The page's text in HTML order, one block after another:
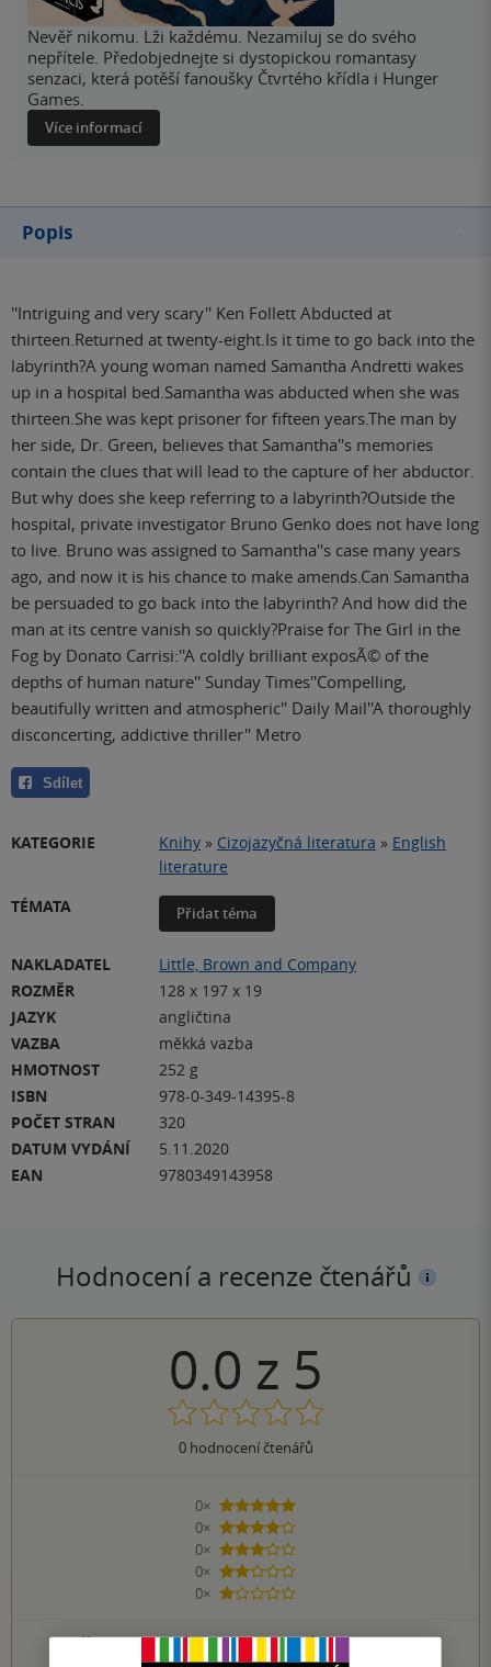
Nevěř nikomu. Lži každému. Nezamiluj se do svého
nepřítele. Předobjednejte si dystopickou romantasy
senzaci, která potěší fanoušky Čtvrtého křídla i Hunger
Games.
Více informací
Popis
''Intriguing and very scary'' Ken Follett Abducted at
thirteen.Returned at twenty-eight.Is it time to go back into the
labyrinth?A young woman named Samantha Andretti wakes
up in a hospital bed.Samantha was abducted when she was
thirteen.She was kept prisoner for fifteen years.The man by
her side, Dr. Green, believes that Samantha''s memories
contain the clues that will lead to the capture of her abductor.
But why does she keep referring to a labyrinth?Outside the
hospital, private investigator Bruno Genko does not have long
to live. Bruno was assigned to Samantha''s case many years
ago, and now it is his chance to make amends.Can Samantha
be persuaded to go back into the labyrinth? And how did the
man at its centre vanish so quickly?Praise for The Girl in the
Fog by Donato Carrisi:''A coldly brilliant exposÃ© of the
depths of human nature'' Sunday Times''Compelling,
beautifully written and atmospheric'' Daily Mail''A thoroughly
disconcerting, addictive thriller'' Metro
Sdílet
KATEGORIE Knihy » Cizojazyčná literatura » English
literature
TÉMATA
Přidat téma
NAKLADATEL
Little, Brown and Company
ROZMĚR
128 x 197 x 19
JAZYK
angličtina
VAZBA
měkká vazba
HMOTNOST
252 g
ISBN
978-0-349-14395-8
POČET STRAN
320
DATUM VYDÁNÍ
5.11.2020
EAN
9780349143958
Hodnocení a recenze čtenářů
0.0 z 5
0hodnocení čtenářů
0×
5 hvězdiček
0×
4 hvězdičky
0×
3 hvězdičky
0×
2 hvězdičky
0×
1 hvezdička